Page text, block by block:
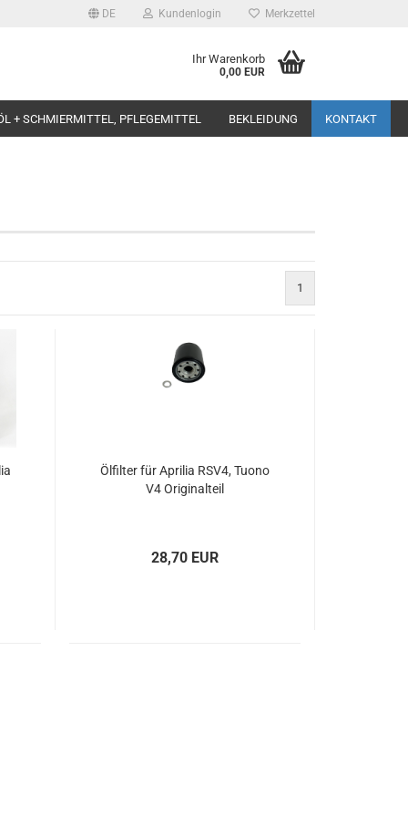
DE Kundenlogin Merkzettel
Ihr Warenkorb
0,00 EUR
+ SCHMIERMITTEL, PFLEGEMITTEL BEKLEIDUNG KONTAKT
1
Ölfilter für Aprilia RSV4, Tuono
V4 Originalteil
28,70 EUR